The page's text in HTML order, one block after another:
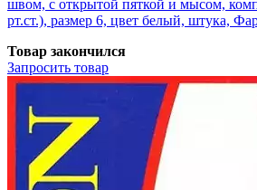
швом, с открытой пяткой и мысом,
рт.ст.), размер 6, цвет белый,
Товар закончился
Запросить товар